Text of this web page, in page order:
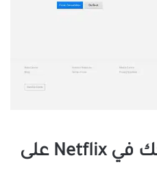
كيفية إلغاء اشتراكك في Netflix على